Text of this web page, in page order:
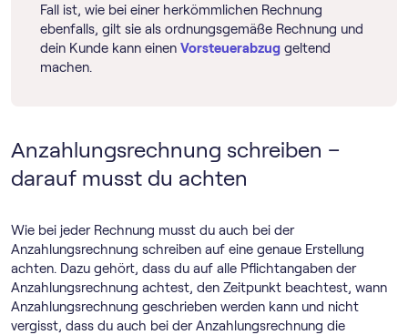
Fall ist, wie bei einer herkömmlichen Rechnung
ebenfalls, gilt sie als ordnungsgemäße Rechnung und
dein Kunde kann einen Vorsteuerabzug geltend
machen.
Anzahlungsrechnung schreiben –
darauf musst du achten
Wie bei jeder Rechnung musst du auch bei der
Anzahlungsrechnung schreiben auf eine genaue Erstellung
achten. Dazu gehört, dass du auf alle Pflichtangaben der
Anzahlungsrechnung achtest, den Zeitpunkt beachtest, wann
Anzahlungsrechnung geschrieben werden kann und nicht
vergisst, dass du auch bei der Anzahlungsrechnung die